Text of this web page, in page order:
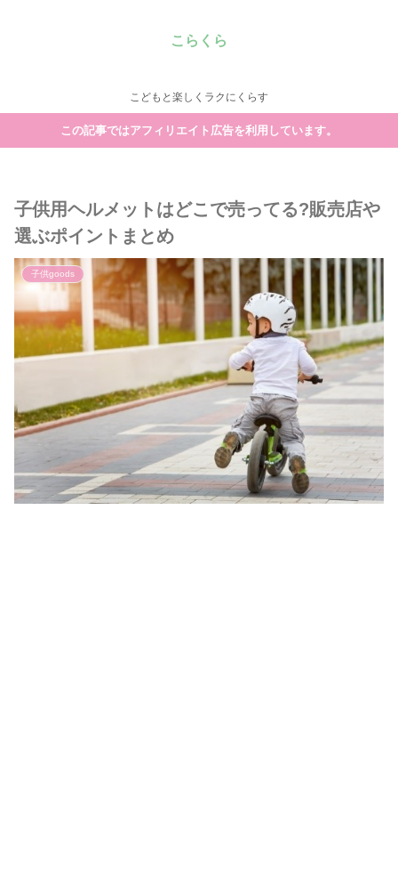
こらくら
こどもと楽しくラクにくらす
この記事ではアフィリエイト広告を利用しています。
子供用ヘルメットはどこで売ってる?販売店や
選ぶポイントまとめ
子供goods